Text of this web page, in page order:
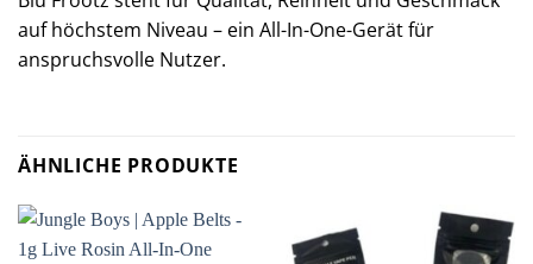
auf höchstem Niveau – ein All-In-One-Gerät für
anspruchsvolle Nutzer.
ÄHNLICHE PRODUKTE